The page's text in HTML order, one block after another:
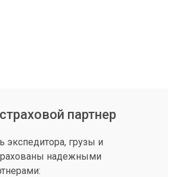
партнер
экспедитора, грузы и
надежными